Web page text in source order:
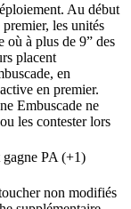
Au début
les unités
où à plus de 9” des
placent
en
en premier.
Embuscade ne
les contester lors
PA (+1)
non modifiés